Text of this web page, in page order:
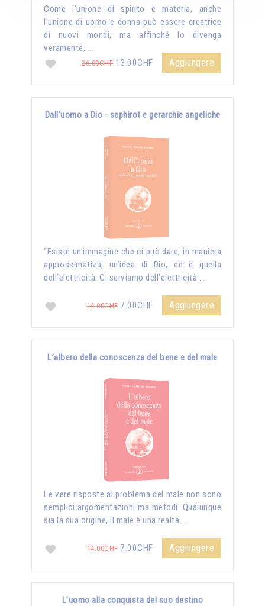
Come l'unione di spirito e materia, anche
l'unione di uomo e donna può essere creatrice
di nuovi mondi, ma affinché lo divenga
veramente, …
26.00CHF 13.00CHF Aggiungere
Dall'uomo a Dio - sephirot e gerarchie angeliche
“Esiste un’immagine che ci può dare, in maniera
approssimativa, un’idea di Dio, ed è quella
dell’elettricità. Ci serviamo dell’elettricità …
14.00CHF7.00CHF Aggiungere
L’albero della conoscenza del bene e del male
Le vere risposte al problema del male non sono
semplici argomentazioni ma metodi. Qualunque
sia la sua origine, il male è una realtà …
14.00CHF7.00CHF Aggiungere
L’uomo alla conquista del suo destino